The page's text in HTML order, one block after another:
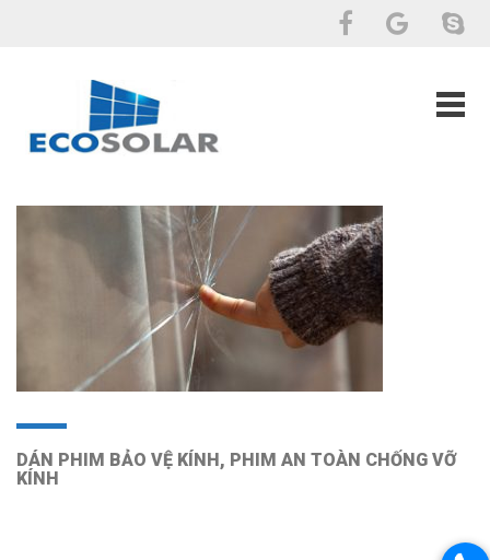
DÁN PHIM BẢO VỆ KÍNH, PHIM AN TOÀN CHỐNG VỠ
KÍNH